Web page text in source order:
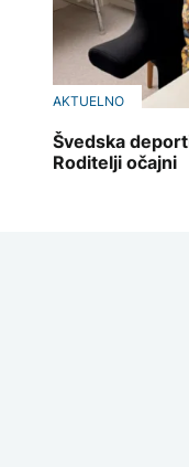
AKTUELNO
Švedska
Roditelji očajni